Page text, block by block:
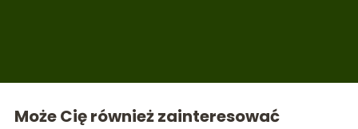
Może Cię również zainteresować